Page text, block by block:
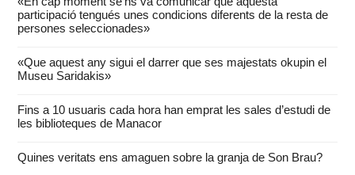
participació tengués unes condicions diferents de la resta de
persones seleccionades»
«Que aquest any sigui el darrer que ses majestats okupin el
Museu Saridakis»
Fins a 10 usuaris cada hora han emprat les sales d’estudi de
les biblioteques de Manacor
Quines veritats ens amaguen sobre la granja de Son Brau?